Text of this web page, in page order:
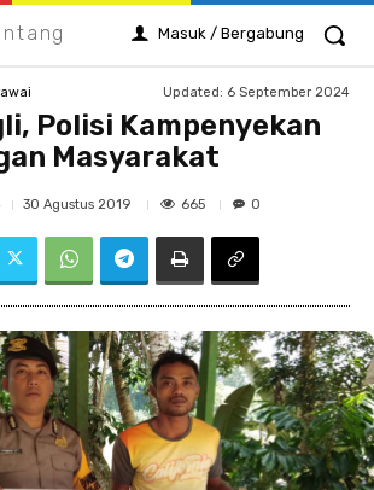
Masuk / Bergabung
Updated: 6 September 2024
Polisi Kampenyekan
Masyarakat
30 Agustus 2019 665 0